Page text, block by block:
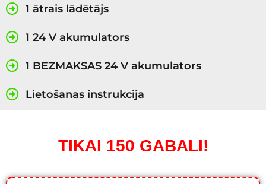
1 ātrais lādētājs
1 24 V akumulators
1 BEZMAKSAS 24 V akumulators
Lietošanas instrukcija
TIKAI 150 GABALI!